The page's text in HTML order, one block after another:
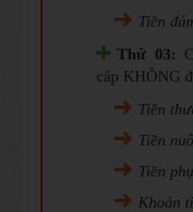
Tiền
Thứ 03:
cấp KHÔNG
Tiền
Tiền
Tiền
Khoản